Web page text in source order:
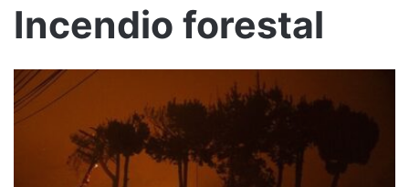
Incendio forestal